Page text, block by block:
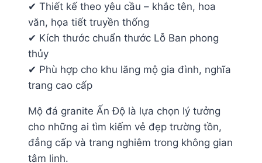
✔ Thiết kế theo yêu cầu – khắc tên, hoa
văn, họa tiết truyền thống
✔ Kích thước chuẩn thước Lỗ Ban phong
thủy
✔ Phù hợp cho khu lăng mộ gia đình, nghĩa
trang cao cấp
Mộ đá granite Ấn Độ là lựa chọn lý tưởng
cho những ai tìm kiếm vẻ đẹp trường tồn,
đẳng cấp và trang nghiêm trong không gian
tâm linh.